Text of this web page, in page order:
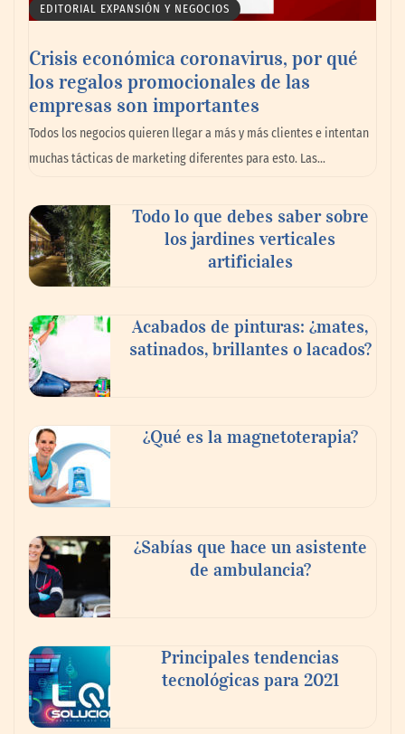
La omnicanalidad redefine la forma de
planear viajes en México
buscan proyectar talento mexicano y
fortalecer el turismo médico
En el Día de la Cerveza, Grupo Modelo
EDITORIAL EXPANSIÓN Y NEGOCIOS
Crisis económica coronavirus, por qué
los regalos promocionales de las
empresas son importantes
Todos los negocios quieren llegar a más y más clientes e intentan
muchas tácticas de marketing diferentes para esto. Las…
Todo lo que debes saber sobre
los jardines verticales
artificiales
Acabados de pinturas: ¿mates,
satinados, brillantes o lacados?
¿Qué es la magnetoterapia?
¿Sabías que hace un asistente
de ambulancia?
Principales tendencias
tecnológicas para 2021